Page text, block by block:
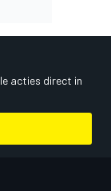
acties direct in